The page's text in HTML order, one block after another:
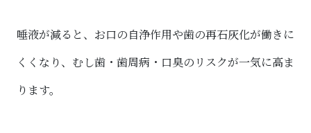
唾液が減ると、お口の自浄作用や歯の再石灰化が働きに
くくなり、むし歯・歯周病・口臭のリスクが一気に高ま
ります。